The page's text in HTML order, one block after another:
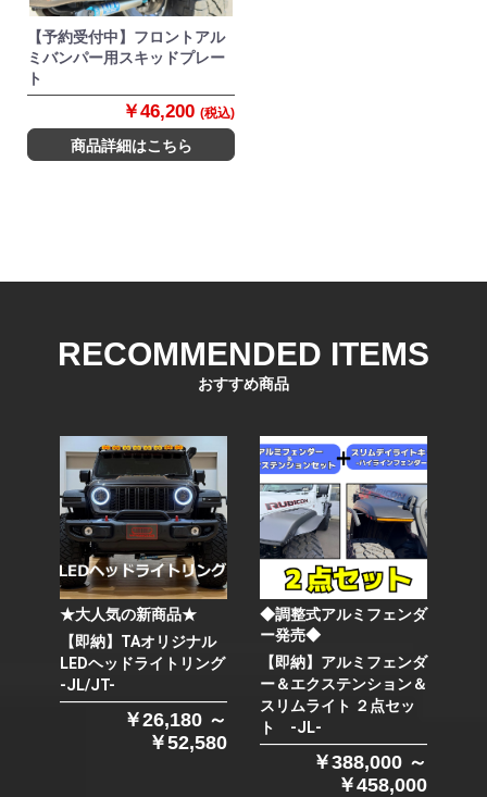
【予約受付中】フロントアル
ミバンパー用スキッドプレー
ト
￥46,200 (税込)
商品詳細はこちら
RECOMMENDED ITEMS
おすすめ商品
★大人気の新商品★
【即納】TAオリジナル
LEDヘッドライトリング
-JL/JT-
￥26,180 ～
￥52,580
◆調整式アルミフェンダ
ー発売◆
【即納】アルミフェンダ
ー＆エクステンション＆
スリムライト ２点セッ
ト -JL-
￥388,000 ～
￥458,000